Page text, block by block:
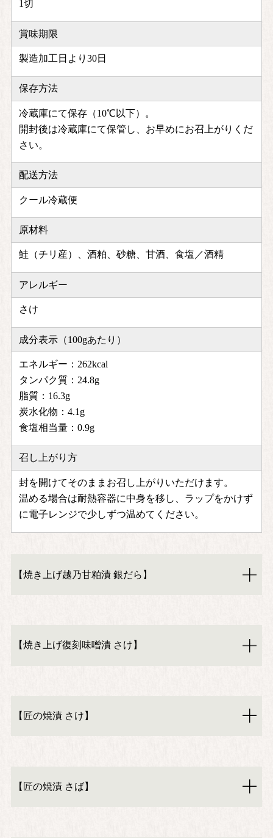
1切
賞味期限
製造加工日より30日
保存方法
冷蔵庫にて保存（10℃以下）。
開封後は冷蔵庫にて保管し、お早めにお召上がりくだ
さい。
配送方法
クール冷蔵便
原材料
鮭（チリ産）、酒粕、砂糖、甘酒、食塩／酒精
アレルギー
さけ
成分表示（100gあたり）
エネルギー：262kcal
タンパク質：24.8g
脂質：16.3g
炭水化物：4.1g
食塩相当量：0.9g
召し上がり方
封を開けてそのままお召し上がりいただけます。
温める場合は耐熱容器に中身を移し、ラップをかけず
に電子レンジで少しずつ温めてください。
【焼き上げ越乃甘粕漬 銀だら】
【焼き上げ復刻味噌漬 さけ】
【匠の焼漬 さけ】
【匠の焼漬 さば】